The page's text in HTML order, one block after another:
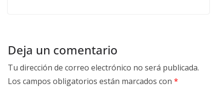
Deja un comentario
Tu dirección de correo electrónico no será publicada.
Los campos obligatorios están marcados con *